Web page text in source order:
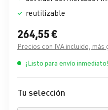
reutilizable
264,55 €
Precios con IVA incluido, más
¡Listo para envío inmediato!
Tu selección